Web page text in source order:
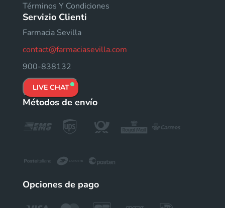
Términos Y Condiciones
Servizio Clienti
Farmacia Sevilla
contact@farmaciasevilla.com
900-838132
LIVE CHAT
Métodos de envío
Opciones de pago